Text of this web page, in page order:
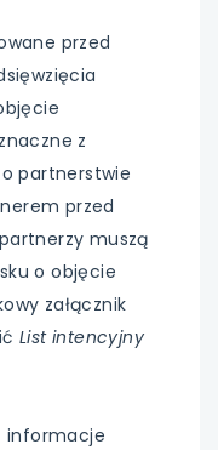
przed
z
partnerstwie
przed
muszą
o objęcie
załącznik
List intencyjny
informacje